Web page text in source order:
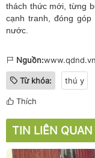
thách thức mới, từng
cạnh tranh, đóng
nước.
Nguồn:www.qdnd.vn
Từ khóa: thú y
Thích
TIN LIÊN QUAN